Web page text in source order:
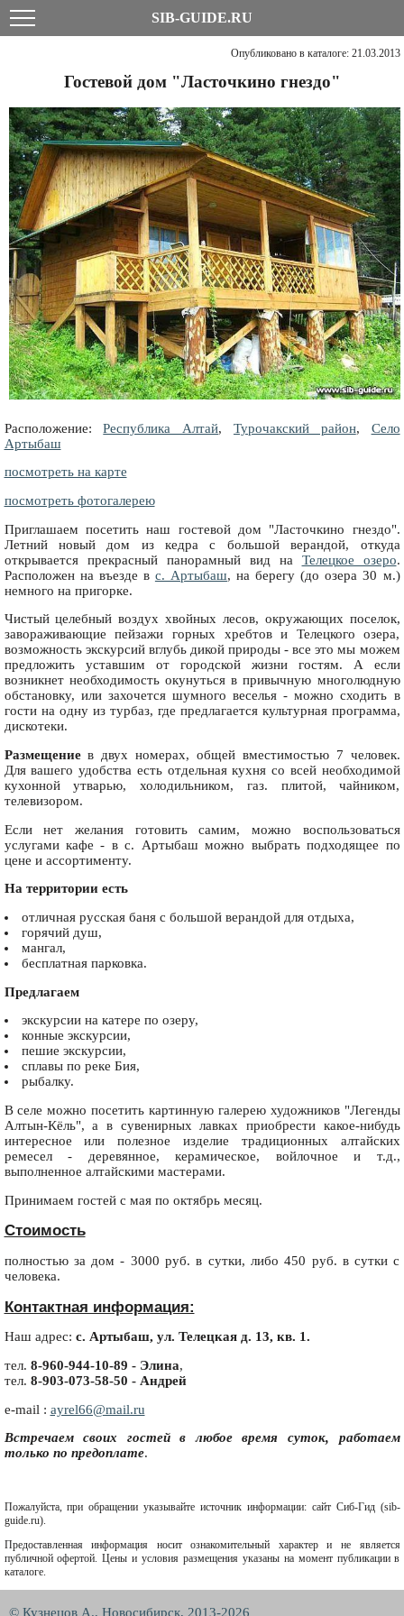
SIB-GUIDE.RU
Опубликовано в каталоге: 21.03.2013
Гостевой дом "Ласточкино гнездо"
Расположение:Республика Алтай, Турочакский район, Село
Артыбаш
посмотреть на карте
посмотреть фотогалерею
Приглашаем посетить наш гостевой дом "Ласточкино гнездо".
Летний новый дом из кедра с большой верандой, откуда
открывается прекрасный панорамный вид на Телецкое озеро.
Расположен на въезде в с. Артыбаш, на берегу (до озера 30 м.)
немного на пригорке.
Чистый целебный воздух хвойных лесов, окружающих поселок,
завораживающие пейзажи горных хребтов и Телецкого озера,
возможность экскурсий вглубь дикой природы - все это мы можем
предложить уставшим от городской жизни гостям. А если
возникнет необходимость окунуться в привычную многолюдную
обстановку, или захочется шумного веселья - можно сходить в
гости на одну из турбаз, где предлагается культурная программа,
дискотеки.
Размещениев двух номерах, общей вместимостью 7 человек.
Для вашего удобства есть отдельная кухня со всей необходимой
кухонной утварью, холодильником, газ. плитой, чайником,
телевизором.
Если нет желания готовить самим, можно воспользоваться
услугами кафе - в с. Артыбаш можно выбрать подходящее по
цене и ассортименту.
На территории есть
отличная русская баня с большой верандой для отдыха,
горячий душ,
мангал,
бесплатная парковка.
Предлагаем
экскурсии на катере по озеру,
конные экскурсии,
пешие экскурсии,
сплавы по реке Бия,
рыбалку.
В селе можно посетить картинную галерею художников "Легенды
Алтын-Кёль", а в сувенирных лавках приобрести какое-нибудь
интересное или полезное изделие традиционных алтайских
ремесел - деревянное, керамическое, войлочное и т.д.,
выполненное алтайскими мастерами.
Принимаем гостей с мая по октябрь месяц.
Стоимость
полностью за дом - 3000 руб. в сутки, либо 450 руб. в сутки с
человека.
Контактная информация:
Наш адрес: с. Артыбаш, ул. Телецкая д. 13, кв. 1.
тел. 8-960-944-10-89 - Элина,
тел. 8-903-073-58-50 - Андрей
e-mail : ayrel66@mail.ru
Встречаем своих гостей в любое время суток, работаем
только по предоплате.
Пожалуйста, при обращении указывайте источник информации: сайт Сиб-Гид (sib-
guide.ru).
Предоставленная информация носит ознакомительный характер и не является
публичной офертой. Цены и условия размещения указаны на момент публикации в
каталоге.
© Кузнецов А., Новосибирск, 2013-2026